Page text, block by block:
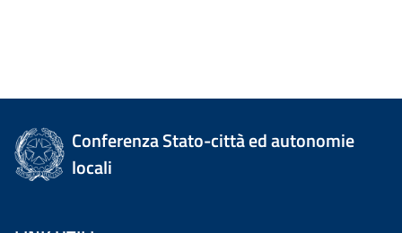
Conferenza Stato-città ed autonomie
locali